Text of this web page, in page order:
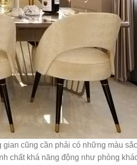
cũng cần phải có những màu
chất khá năng động như phòng